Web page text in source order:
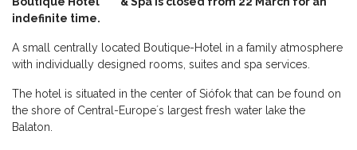
indefinite time.
A small centrally located Boutique-Hotel in a family atmosphere
with individually designed rooms, suites and spa services.
The hotel is situated in the center of Siófok that can be found on
the shore of Central-Europe´s largest fresh water lake the
Balaton.